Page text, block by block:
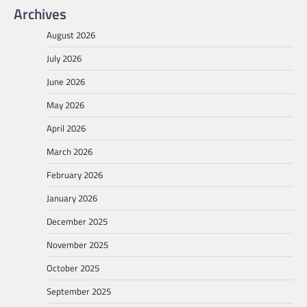
Archives
August 2026
July 2026
June 2026
May 2026
April 2026
March 2026
February 2026
January 2026
December 2025
November 2025
October 2025
September 2025